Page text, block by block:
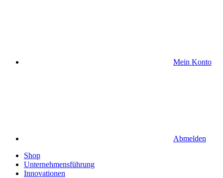
Mein Konto
Abmelden
Shop
Unternehmensführung
Innovationen